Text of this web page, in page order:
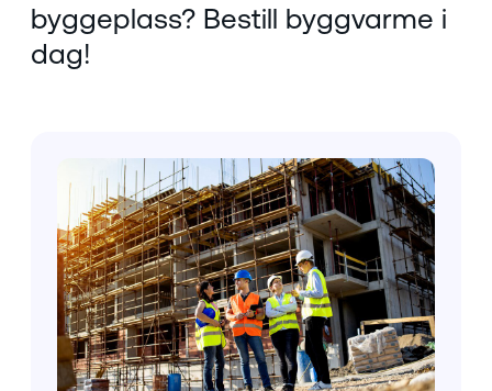
byggeplass? Bestill byggvarme i
dag!